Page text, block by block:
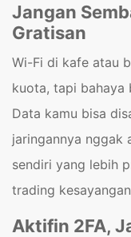
Jangan
Gratisan
Wi-Fi di kafe atau
kuota, tapi bahaya
Data kamu bisa
jaringannya nggak
sendiri yang lebih
trading
Aktifin 2FA,